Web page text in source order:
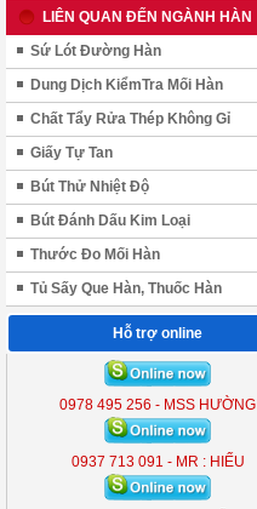
LIÊN QUAN ĐẾN NGÀNH HÀN
Sứ Lót Đường Hàn
Dung Dịch KiểmTra Mối Hàn
Chất Tẩy Rửa Thép Không Gỉ
Giấy Tự Tan
Bút Thử Nhiệt Độ
Bút Đánh Dấu Kim Loại
Thước Đo Mối Hàn
Tủ Sấy Que Hàn, Thuốc Hàn
Hỗ trợ online
0978 495 256 - MSS HƯỜNG
0937 713 091 - MR : HIẾU
ĐÈN LIỀN THỂ KOBE 7300 (
300W )
KB - 7300